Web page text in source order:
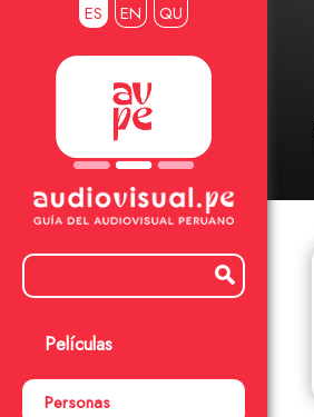
ES EN QU
Películas
Personas